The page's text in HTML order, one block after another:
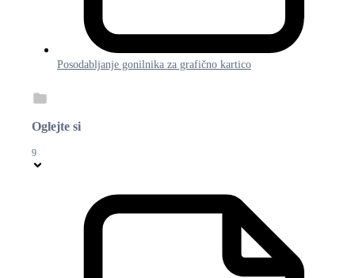
Posodabljanje gonilnika za grafično kartico
Oglejte si
9